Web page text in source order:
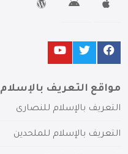
مواقع التعريف بالإسلام
التعريف بالإسلام للنصارى
التعريف بالإسلام للملحدين